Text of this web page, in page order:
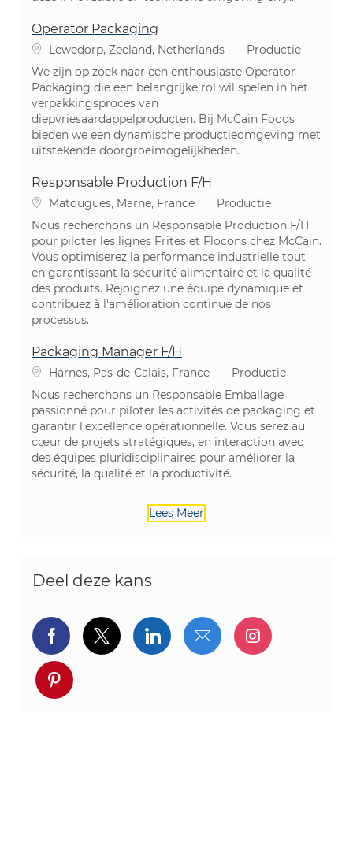
Operator Packaging
PlaatsLewedorp, Zeeland, Netherlands Categorie
Productie
We zijn op zoek naar een enthousiaste Operator
Packaging die een belangrijke rol wil spelen in het
verpakkingsproces van
diepvriesaardappelproducten. Bij McCain Foods
bieden we een dynamische productieomgeving met
uitstekende doorgroeimogelijkheden.
Responsable Production F/H
PlaatsMatougues, Marne, France Categorie
Productie
Nous recherchons un Responsable Production F/H
pour piloter les lignes Frites et Flocons chez McCain.
Vous optimiserez la performance industrielle tout
en garantissant la sécurité alimentaire et la qualité
des produits. Rejoignez une équipe dynamique et
contribuez à l'amélioration continue de nos
processus.
Packaging Manager F/H
PlaatsHarnes, Pas-de-Calais, France Categorie
Productie
Nous recherchons un Responsable Emballage
passionné pour piloter les activités de packaging et
garantir l'excellence opérationnelle. Vous serez au
cœur de projets stratégiques, en interaction avec
des équipes pluridisciplinaires pour améliorer la
sécurité, la qualité et la productivité.
Lees Meer
Deel deze kans
Delen via Facebook
Delen via twitter
Delen via LinkedIn
Delen via e-mail
Delen via
Deel via pinterest